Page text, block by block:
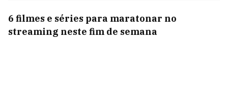
6 filmes e séries para maratonar no
streaming neste fim de semana